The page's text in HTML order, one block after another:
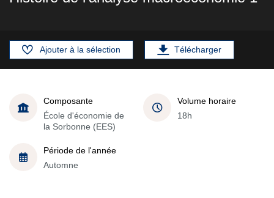
Ajouter à la sélection Télécharger
Composante
École d'économie de
la Sorbonne (EES)
Volume horaire
18h
Période de l'année
Automne